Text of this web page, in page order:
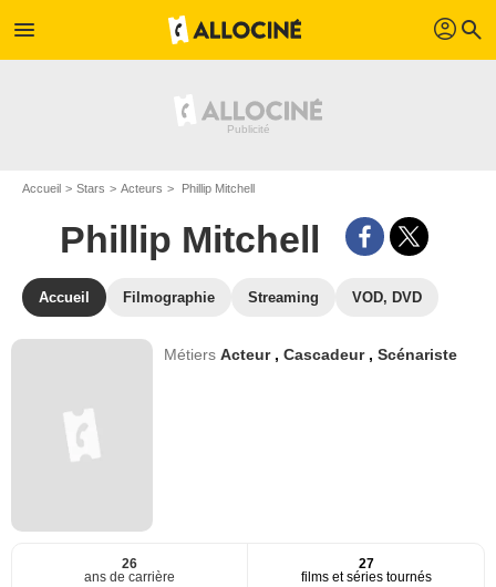
menu profil search
Accueil Stars Acteurs Phillip Mitchell
Phillip Mitchell
Accueil Filmographie Streaming VOD, DVD
MétiersActeur ,Cascadeur ,Scénariste
26
ans de carrière
27
films et séries tournés